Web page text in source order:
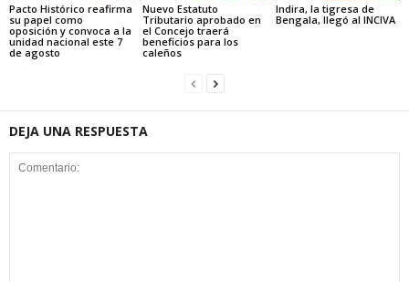
Pacto Histórico reafirma
su papel como
oposición y convoca a la
unidad nacional este 7
de agosto
Nuevo Estatuto
Tributario aprobado en
el Concejo traerá
beneficios para los
caleños
Indira, la tigresa de
Bengala, llegó al INCIVA
DEJA UNA RESPUESTA